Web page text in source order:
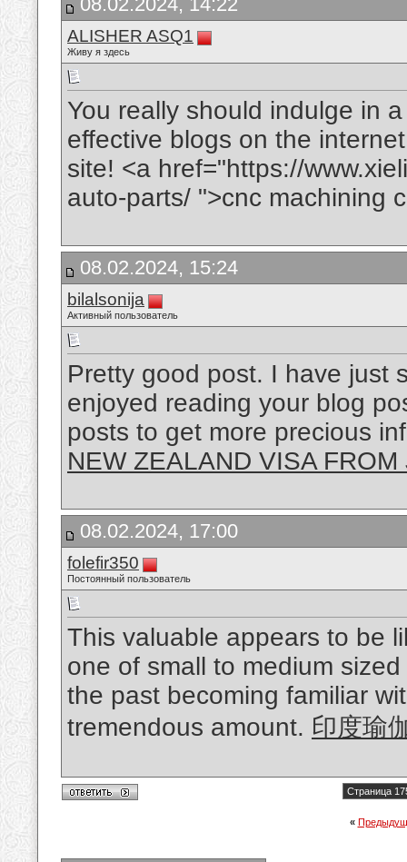
ALISHER ASQ1
Живу я здесь
You really should indulge in
effective blogs on the
site! <a href="https://
auto-parts/ ">cnc machining
08.02.2024, 15:24
bilalsonija
Активный пользователь
Pretty good post. I have just
enjoyed reading your blog
posts to get more precious
NEW ZEALAND VISA FROM
08.02.2024, 17:00
folefir350
Постоянный пользователь
This valuable appears to be
one of small to medium
the past becoming familiar
tremendous amount. 印度瑜
Страница
«